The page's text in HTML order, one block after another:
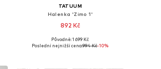
TATUUM
Halenka 'Zimo 1'
892 Kč
Dostupné velikosti: XS, M, L, XL, XXL, XXXL
Původně: 1 699 Kč
Poslední nejnižší cena:994 Kč-10%